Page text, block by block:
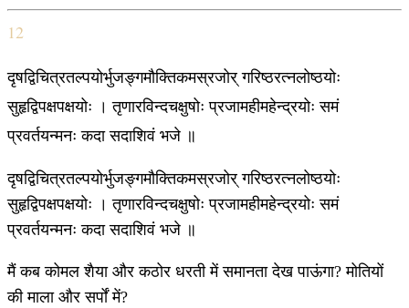
12
दृषद्विचित्रतल्पयोर्भुजङ्गमौक्तिकमस्रजोर् गरिष्ठरत्नलोष्ठयोः
सुहृद्विपक्षपक्षयोः । तृणारविन्दचक्षुषोः प्रजामहीमहेन्द्रयोः समं
प्रवर्तयन्मनः कदा सदाशिवं भजे ॥
दृषद्विचित्रतल्पयोर्भुजङ्गमौक्तिकमस्रजोर् गरिष्ठरत्नलोष्ठयोः
सुहृद्विपक्षपक्षयोः । तृणारविन्दचक्षुषोः प्रजामहीमहेन्द्रयोः समं
प्रवर्तयन्मनः कदा सदाशिवं भजे ॥
मैं कब कोमल शैया और कठोर धरती में समानता देख पाऊंगा? मोतियों
की माला और सर्पों में?